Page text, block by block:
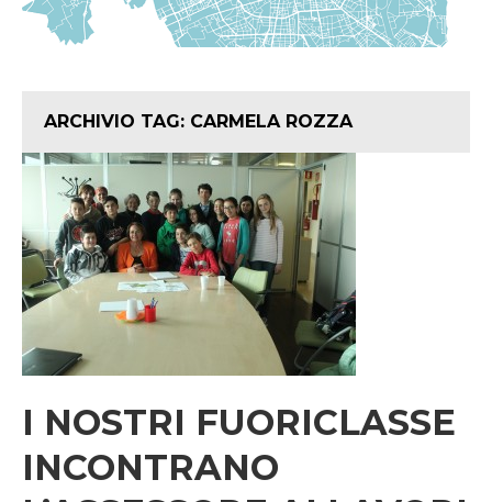
ARCHIVIO TAG: CARMELA ROZZA
I NOSTRI FUORICLASSE
INCONTRANO